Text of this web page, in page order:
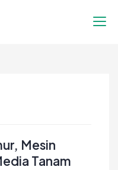
Mesin
Tanam